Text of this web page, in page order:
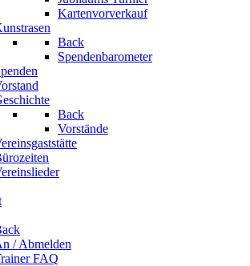
Kartenvorverkauf
Back
Spendenbarometer
Back
Vorstände
/ Abmelden
FAQ